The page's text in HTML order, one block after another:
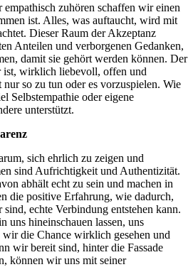
zuhören schaffen wir einen
ist. Alles, was auftaucht, wird mit
Dieser Raum der Akzeptanz
Anteilen und verborgenen Gedanken,
damit sie gehört werden können. Der
ist, wirklich liebevoll, offen und
so zu tun oder es vorzuspielen. Wie
Selbstempathie oder eigene
unterstützt.
sich ehrlich zu zeigen und
sind Aufrichtigkeit und Authentizität.
abhält echt zu sein und machen in
die positive Erfahrung, wie dadurch,
echte Verbindung entstehen kann.
uns hineinschauen lassen, uns
die Chance wirklich gesehen und
wir bereit sind, hinter die Fassade
können wir uns mit seiner